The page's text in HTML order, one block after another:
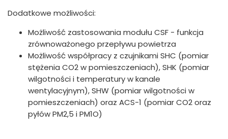
Dodatkowe możliwości:
Możliwość zastosowania modułu CSF - funkcja
zrównoważonego przepływu powietrza
Możliwość współpracy z czujnikami SHC (pomiar
stężenia CO2 w pomieszczeniach), SHK (pomiar
wilgotności i temperatury w kanale
wentylacyjnym), SHW (pomiar wilgotności w
pomieszczeniach) oraz ACS-1 (pomiar CO2 oraz
pyłów PM2,5 i PM1O)